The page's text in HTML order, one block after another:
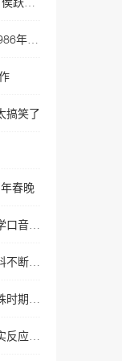
人看
》岳云
搞笑了
春晚